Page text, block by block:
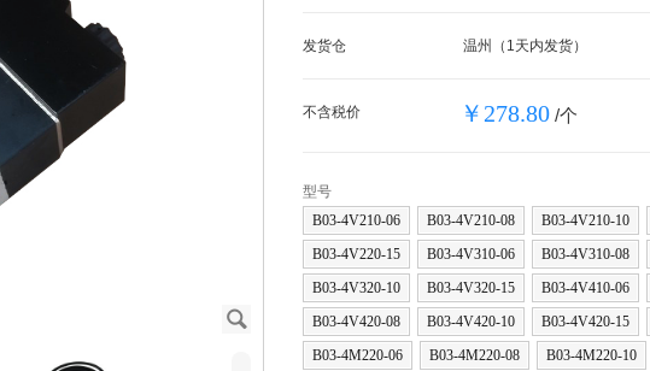
J
发货仓 温州（1天内发货）
不含税价 ￥278.80 /个
型号
B03-4V210-06
B03-4V210-08 B03-4V210-10
B03-4V220-15
B03-4V310-06 B03-4V310-08
B03-4V320-10
B03-4V320-15 B03-4V410-06
B03-4V420-08
B03-4V420-10 B03-4V420-15
B03-4M220-06
B03-4M220-08 B03-4M220-10